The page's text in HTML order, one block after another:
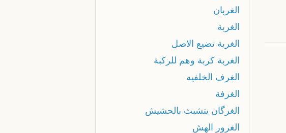
الغربان
الغربة
الغربة تضيع الاصل
الغربة كربة وهم للركبة
الغرف الخلفيه
الغرفة
الغرگان يتشبث بالحشيش
الغرور الهش